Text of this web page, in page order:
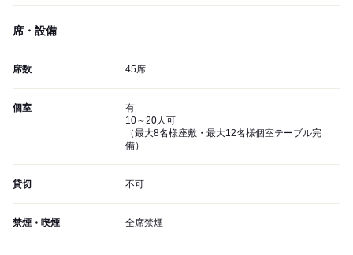
席・設備
席数 45席
個室
有
10～20人可
（最大8名様座敷・最大12名様個室テーブル完
備）
貸切 不可
禁煙・喫煙 全席禁煙